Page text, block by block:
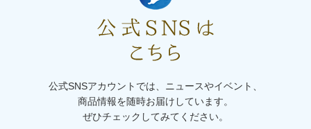
公式SNSアカウントでは、ニュースやイベント、
商品情報を随時お届けしています。
ぜひチェックしてみてください。